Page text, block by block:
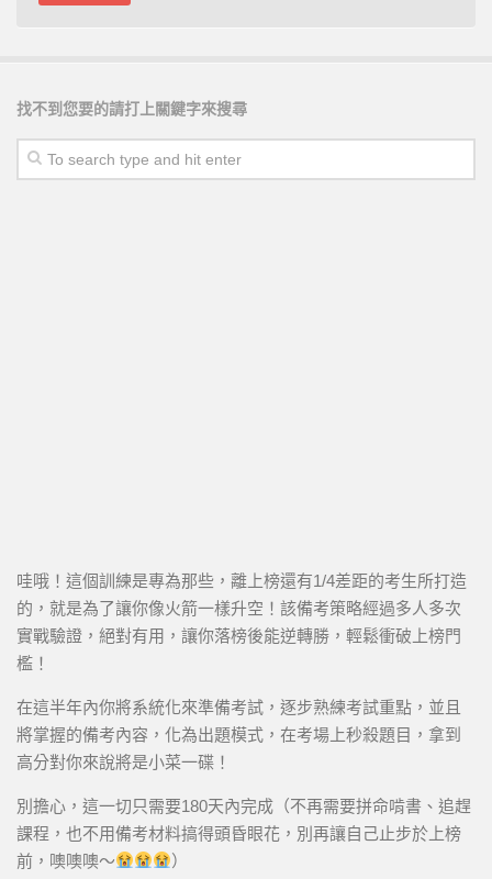
找不到您要的請打上關鍵字來搜尋
哇哦！這個訓練是專為那些，離上榜還有1/4差距的考生所打造
的，就是為了讓你像火箭一樣升空！該備考策略經過多人多次
實戰驗證，絕對有用，讓你落榜後能逆轉勝，輕鬆衝破上榜門
檻！
在這半年內你將系統化來準備考試，逐步熟練考試重點，並且
將掌握的備考內容，化為出題模式，在考場上秒殺題目，拿到
高分對你來說將是小菜一碟！
別擔心，這一切只需要180天內完成（不再需要拼命啃書、追趕
課程，也不用備考材料搞得頭昏眼花，別再讓自己止步於上榜
前，噢噢噢～
）